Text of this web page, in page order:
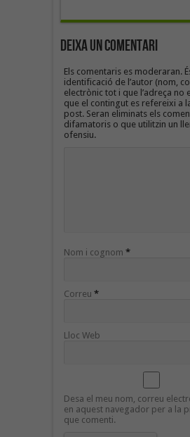
Deixa un Comentari
Els comentaris es moderaran.
identificació de l’autor (nom,
electrònic tot i que l’adreça no
que el contingut es refereixi a
post. Seran eliminats els
difamatoris o que utilitzin un
ofensiu.
Nom i cognom *
Correu *
Lloc Web
Desa el meu nom, correu
en aquest navegador per a la
que comenti.